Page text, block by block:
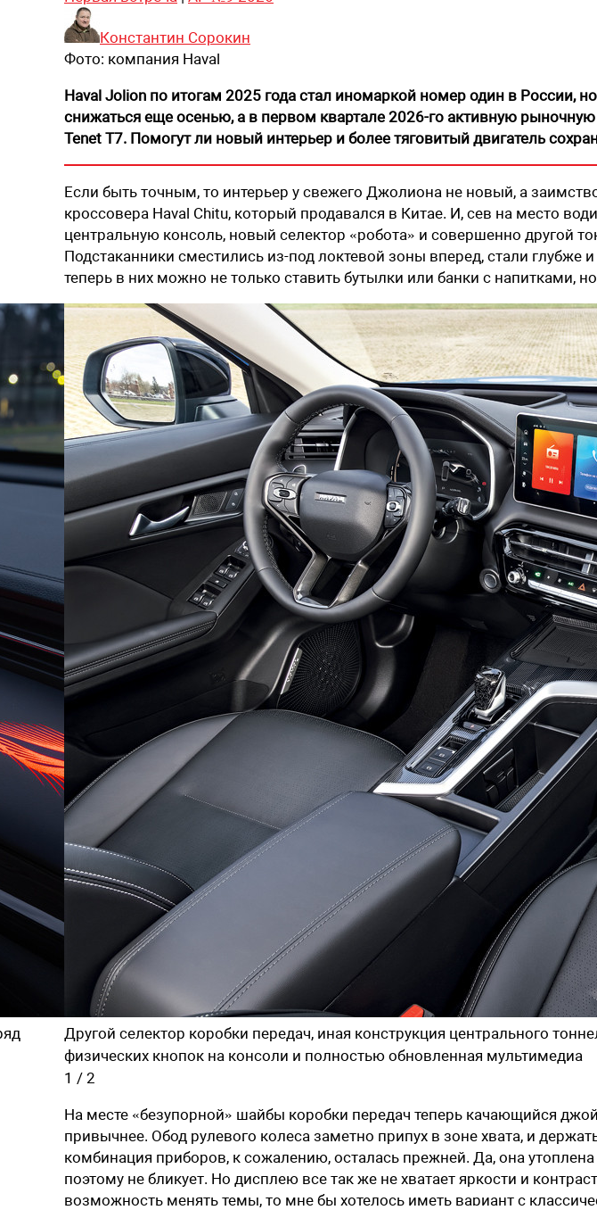
Константин Сорокин
Фото: компания Haval
Haval Jolion по итогам 2025 года стал иномаркой номер один в России,
снижаться еще осенью, а в первом квартале 2026-го активную
Tenet T7. Помогут ли новый интерьер и более тяговитый двигатель
Если быть точным, то интерьер у свежего Джолиона не новый, а
кроссовера Haval Chitu, который продавался в Китае. И, сев на место
центральную консоль, новый селектор «робота» и совершенно другой
Подстаканники сместились ­из-под локтевой зоны вперед, стали
теперь в них можно не только ставить бутылки или банки с напитками,
Другой селектор коробки передач, иная конструкция центрального
физических кнопок на консоли и полностью обновленная мультимедиа
1 / 2
На месте «безупорной» шайбы коробки передач теперь качающийся
привычнее. Обод рулевого колеса заметно припух в зоне хвата, и
комбинация приборов, к сожалению, осталась прежней. Да, она
поэтому не бликует. Но дисплею все так же не хватает яркости и
возможность менять темы, то мне бы хотелось иметь вариант с